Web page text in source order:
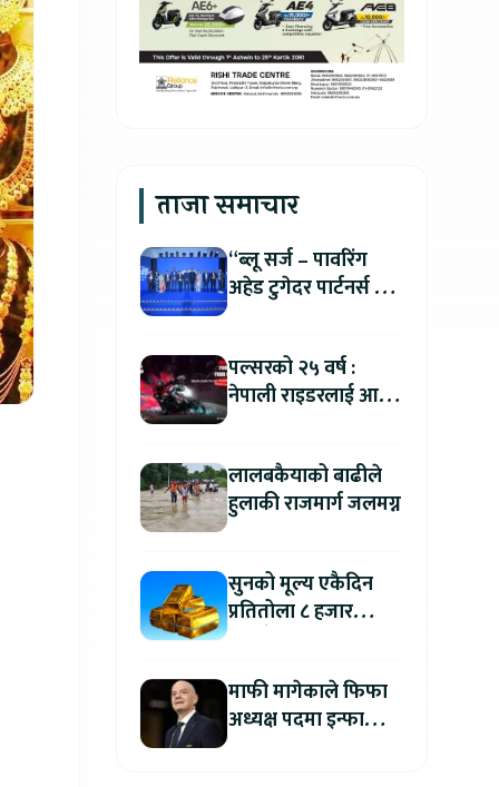
ताजा समाचार
“ब्लू सर्ज – पावरिंग
अहेड टुगेदर पार्टनर्स मीट
यामाहाको घोषणा
पल्सरको २५ वर्ष :
नेपाली राइडरलाई आफ्नै
सुनौलो अवसर
लालबकैयाको बाढीले
हुलाकी राजमार्ग जलमग्न
सुनको मूल्य एकैदिन
प्रतितोला ८ हजार
माफी मागेकाले फिफा
अध्यक्ष पदमा इन्फान्टिनो